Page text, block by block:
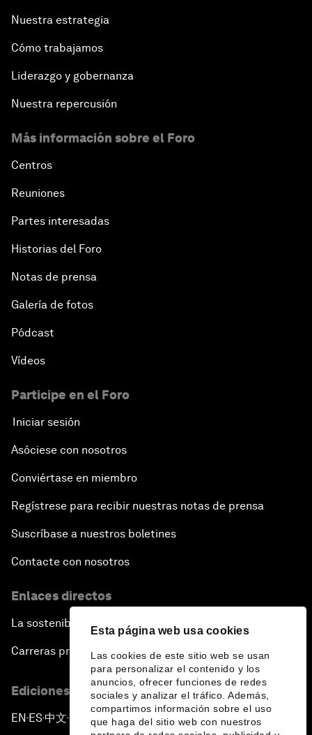
Esta página web usa cookies
Las cookies de este sitio web se usan
para personalizar el contenido y los
anuncios, ofrecer funciones de redes
sociales y analizar el tráfico. Además,
compartimos información sobre el uso
que haga del sitio web con nuestros
Migration Inside and Outside Africa
Silencing the Gun
Powering Africa
Future of Technology
Closing Remarks
Nuestra estrategia
Cómo trabajamos
Liderazgo y gobernanza
Nuestra repercusión
Más información sobre el Foro
Centros
Reuniones
Partes interesadas
Historias del Foro
Notas de prensa
Galería de fotos
Pódcast
Vídeos
Participe en el Foro
Iniciar sesión
Asóciese con nosotros
Conviértase en miembro
Regístrese para recibir nuestras notas de prensa
Suscríbase a nuestros boletines
Contacte con nosotros
Enlaces directos
La sostenibilidad en el Foro
Carreras profesionales
Ediciones en otros idiomas
EN ▪ES▪中文▪ 日本語